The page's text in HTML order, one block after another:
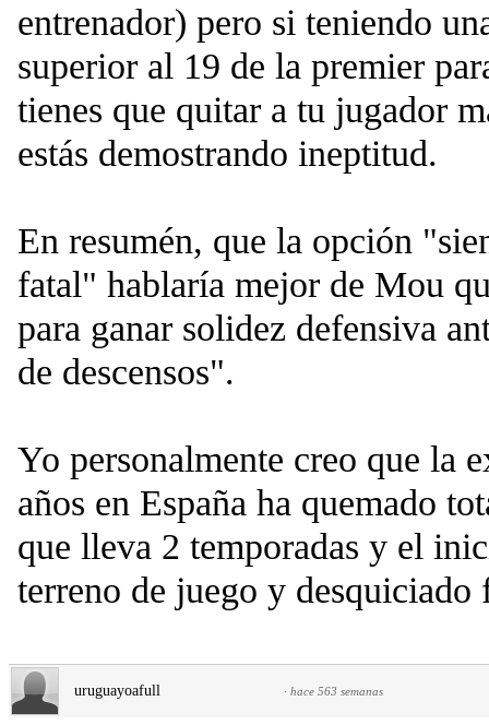
entrenador) pero si teniendo
superior al 19 de la premier
tienes que quitar a tu jugador
estás demostrando ineptitud.
En resumén, que la opción
fatal" hablaría mejor de Mou
para ganar solidez defensiva
de descensos".
Yo personalmente creo que la
años en España ha quemado
que lleva 2 temporadas y el
terreno de juego y desquiciado
uruguayoafull · hace 563 semanas